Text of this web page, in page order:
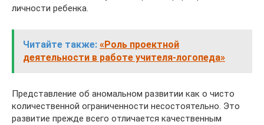
личности ребенка.
Читайте также: «Роль проектной
деятельности в работе учителя-логопеда»
Представление об аномальном развитии как о чисто
количественной ограниченности несостоятельно. Это
развитие прежде всего отличается качественным